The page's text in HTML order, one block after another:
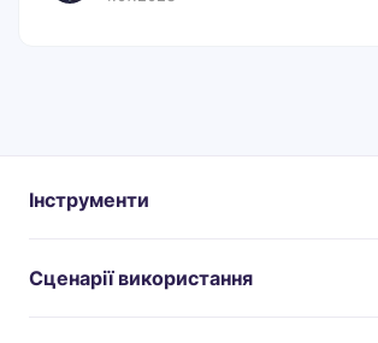
Інструменти
Сценарії використання